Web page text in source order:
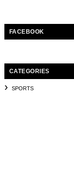
FACEBOOK
CATEGORIES
SPORTS